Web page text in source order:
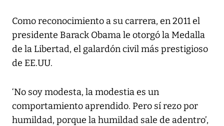
Como reconocimiento a su carrera, en 2011 el
presidente Barack Obama le otorgó la Medalla
de la Libertad, el galardón civil más prestigioso
de EE.UU.
‘No soy modesta, la modestia es un
comportamiento aprendido. Pero sí rezo por
humildad, porque la humildad sale de adentro’,